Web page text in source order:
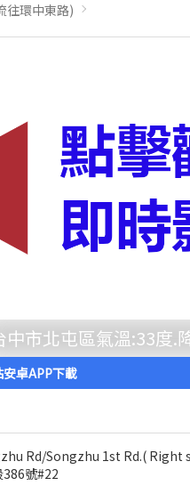
往環中東路)
中市北屯區氣溫:33度.
卓APP下載
Rd/Songzhu 1st Rd.(
號#22